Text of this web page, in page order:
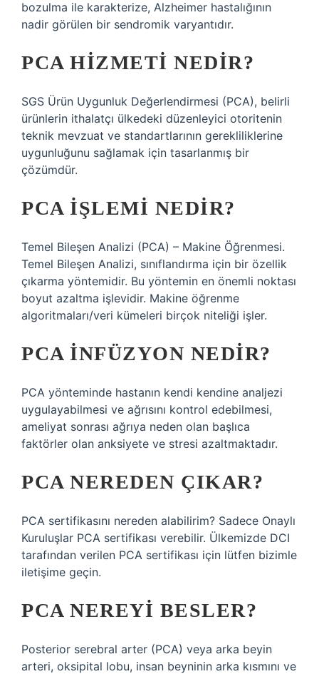
bozulma ile karakterize, Alzheimer hastalığının
nadir görülen bir sendromik varyantıdır.
PCA HIZMETI NEDIR?
SGS Ürün Uygunluk Değerlendirmesi (PCA), belirli
ürünlerin ithalatçı ülkedeki düzenleyici otoritenin
teknik mevzuat ve standartlarının gerekliliklerine
uygunluğunu sağlamak için tasarlanmış bir
çözümdür.
PCA IŞLEMI NEDIR?
Temel Bileşen Analizi (PCA) – Makine Öğrenmesi.
Temel Bileşen Analizi, sınıflandırma için bir özellik
çıkarma yöntemidir. Bu yöntemin en önemli noktası
boyut azaltma işlevidir. Makine öğrenme
algoritmaları/veri kümeleri birçok niteliği işler.
PCA INFÜZYON NEDIR?
PCA yönteminde hastanın kendi kendine analjezi
uygulayabilmesi ve ağrısını kontrol edebilmesi,
ameliyat sonrası ağrıya neden olan başlıca
faktörler olan anksiyete ve stresi azaltmaktadır.
PCA NEREDEN ÇIKAR?
PCA sertifikasını nereden alabilirim? Sadece Onaylı
Kuruluşlar PCA sertifikası verebilir. Ülkemizde DCI
tarafından verilen PCA sertifikası için lütfen bizimle
iletişime geçin.
PCA NEREYI BESLER?
Posterior serebral arter (PCA) veya arka beyin
arteri, oksipital lobu, insan beyninin arka kısmını ve